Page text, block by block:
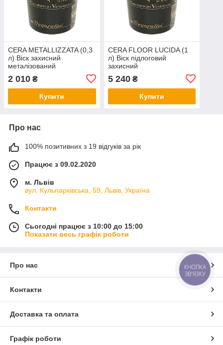
CERA METALLIZZATA (0,3
л) Віск захисний
металізований
2 010 ₴
Купити
CERA FLOOR LUCIDA (1
л) Віск підлоговий
захисний
5 240₴
Купити
Про нас
100% позитивних з 19 відгуків за рік
Працює з 09.02.2020
м. Львів
вул. Кульпарківська, 59, Львів, Україна
Контакти
Сьогодні працює з 10:00 до 15:00
Показати весь графік роботи
Про нас
Контакти
Доставка та оплата
Графік роботи
КНОПКА
ЗВ'ЯЗКУ